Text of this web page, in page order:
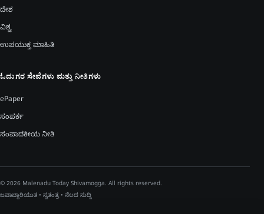
ದೇಶ
ವಿಶ್ವ
ಉಪಯುಕ್ತ ಮಾಹಿತಿ
ಓದುಗರ ಸೇವೆಗಳು ಮತ್ತು ನೀತಿಗಳು
ePaper
ಸಂಪರ್ಕ
ಸಂಪಾದಕೀಯ ನೀತಿ
© 2026 Malenadu Today Shivamogga. All rights reserved.
ಜವಾಬ್ದಾರಿಯುತ • ಸ್ವತಂತ್ರ • ನೆಲದ ಸುದ್ದಿ